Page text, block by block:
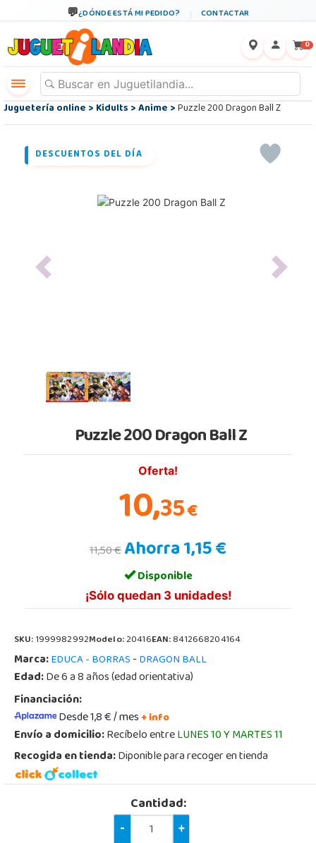
¿DÓNDE ESTÁ MI PEDIDO? CONTACTAR
0
Juguetería online>Kidults>Anime>Puzzle 200 Dragon Ball Z
DESCUENTOS DEL DÍA
Previous Next
Puzzle 200 Dragon Ball Z
Oferta!
10,35€
11,50 €Ahorra 1,15 €
Disponible
¡Sólo quedan 3 unidades!
SKU:1999982992Modelo:20416EAN:8412668204164
Marca:EDUCA - BORRAS-DRAGON BALL
Edad:De 6 a 8 años (edad orientativa)
Financiación:
Desde 1,8 € / mes+ info
Envío a domicilio:Recíbelo entreLUNES 10 Y MARTES 11
Recogida en tienda:Diponible para recoger en tienda
Cantidad:
-
+